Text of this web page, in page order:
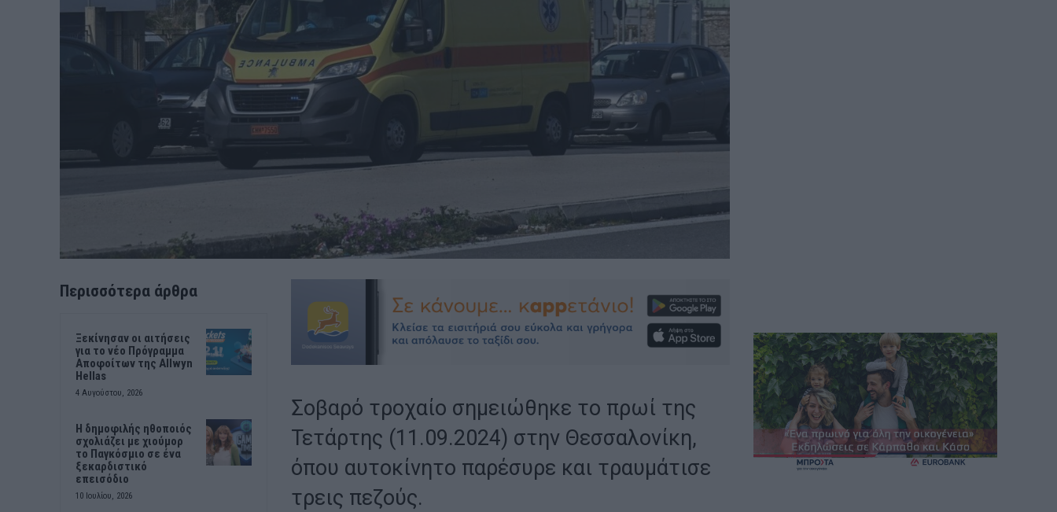
Περισσότερα άρθρα
Ξεκίνησαν οι αιτήσεις
για το νέο Πρόγραμμα
Αποφοίτων της Allwyn
Hellas
4 Αυγούστου, 2026
Η δημοφιλής ηθοποιός
σχολιάζει με χιούμορ
το Παγκόσμιο σε ένα
ξεκαρδιστικό
επεισόδιο
10 Ιουλίου, 2026
Σοβαρό τροχαίο σημειώθηκε το πρωί της
Τετάρτης (11.09.2024) στην Θεσσαλονίκη,
όπου αυτοκίνητο παρέσυρε και τραυμάτισε
τρεις πεζούς.